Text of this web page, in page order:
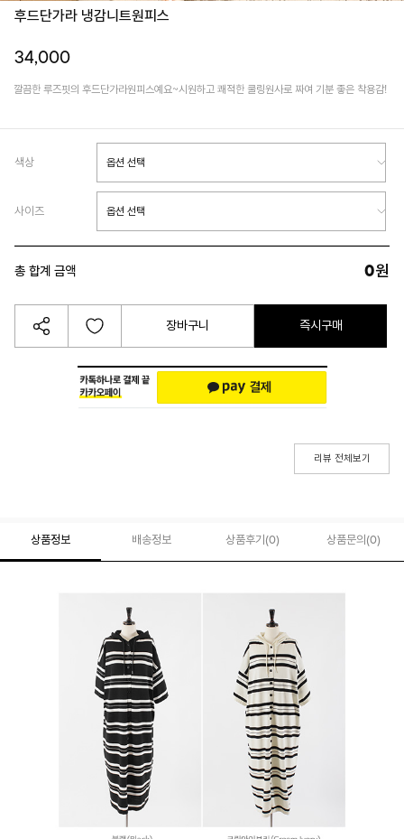
후드단가라 냉감니트원피스
34,000
깔끔한 루즈핏의 후드단가라원피스예요~시원하고 쾌적한 쿨링원사로 짜여 기분 좋은 착용감!
색상
사이즈
총 합계 금액 0원
장바구니 즉시구매
리뷰 전체보기
상품정보 배송정보 상품후기(0) 상품문의 (0)